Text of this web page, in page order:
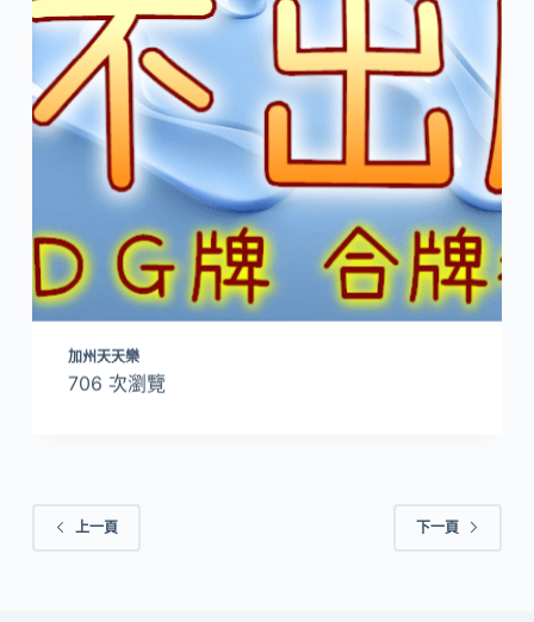
加州天天樂
706 次瀏覽
上一頁 下一頁